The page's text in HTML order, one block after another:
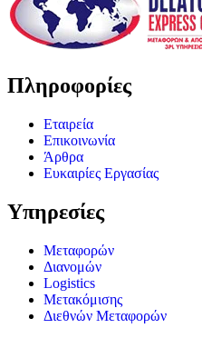
Πληροφορίες
Εταιρεία
Επικοινωνία
Άρθρα
Ευκαιρίες Εργασίας
Υπηρεσίες
Μεταφορών
Διανομών
Logistics
Μετακόμισης
Διεθνών Μεταφορών